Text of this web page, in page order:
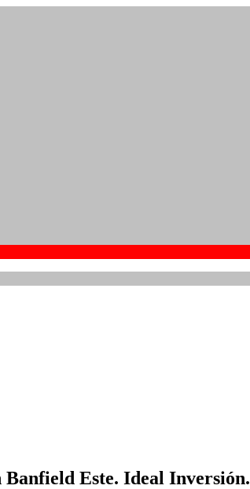
Banfield Este. Ideal Inversión.